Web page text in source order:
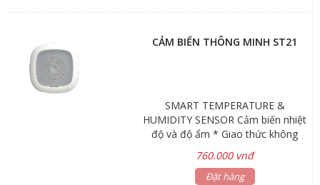
RH
CẢM BIẾN THÔNG MINH ST21
SMART TEMPERATURE &
HUMIDITY SENSOR Cảm biến nhiệt
độ và độ ẩm * Giao thức không
dây: Zigbee HA, tần số 2.4GHz *
Nguồn cấp: Pin CR2450 * Khoảng
cách không dây: 100m (không vật
760.000 vnđ
Đặt hàng